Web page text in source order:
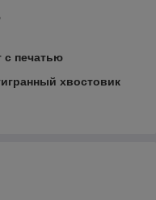
с печатью
хвостовик